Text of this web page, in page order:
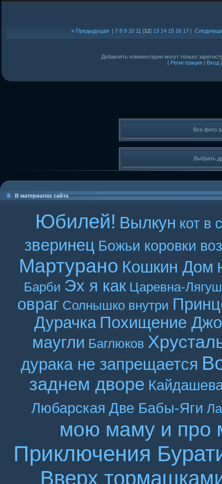
« Предыдущая| 7 8 9 10 11 [12] 13 14 15 16 17|
Добавлять комментарии могут только
[ Регистрация | Вход ]
Все фото
Выбрать
В материалах сайта
Юбилей! Вылкун кот в
зверинец Божьи коровки
Мартурано Кошкин Дом
Барби Эх я как Царевна-
овраг Солнышко внутри
Дурачка Похищение
маугли Баглюков
дурака не запрещается
заднем дворе
Любарская Две Бабы-Яги
мою маму и про
Приключения
Вверх